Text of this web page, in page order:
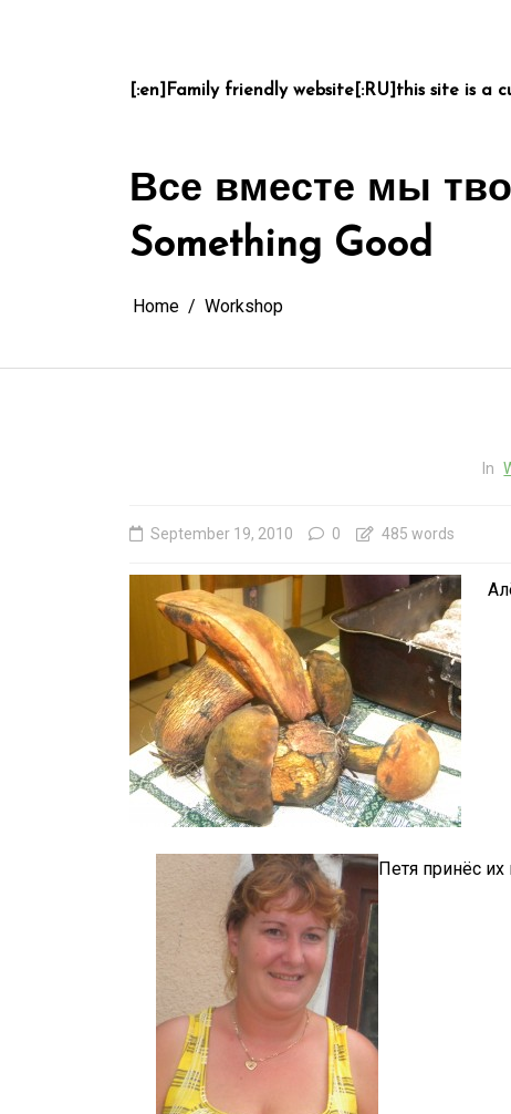
[:en]Family friendly website[:RU]this site is a
Все вместе мы
Something Good
Home Workshop
In
September 19, 2010 0 485 words
Петя принёс